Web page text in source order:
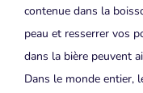
contenue dans la
peau et resserrer vos
dans la bière peuvent
Dans le monde entier,